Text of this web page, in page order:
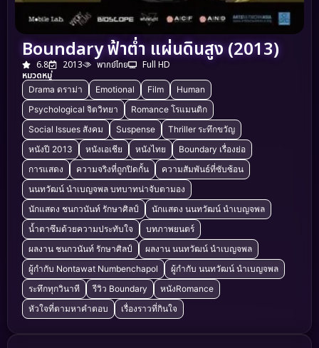
Boundary ฟ้าต่ำ แผ่นดินสูง (2013)
6.8 2013 พากย์ไทย
Full HD
หมวดหมู่
Drama ดราม่า Emotional Film
Human
Psychological จิตวิทยา
Romance โรแมนติก
Social Issues สังคม
Suspense
Thriller ระทึกขวัญ
หนังปี 2013
หนังเอเชีย หนังไทย
Boundary เรื่องย่อ
การแสดง
ความจริงที่ถูกปิดกั้น
ความสัมพันธ์ที่ซับซ้อน
นนทวัฒน์ นำเบญจพล บทบาทน่าจับตามอง
นักแสดง ชนกวนันท์ รักษาศิลป์
นักแสดง นนทวัฒน์ นำเบญจพล
น้ำตาซึมด้วยความประทับใจ
บทภาพยนตร์
ผลงาน ชนกวนันท์ รักษาศิลป์
ผลงาน นนทวัฒน์ นำเบญจพล
ผู้กำกับ Nontawat Numbenchapol
ผู้กำกับ นนทวัฒน์ นำเบญจพล
ระทึกทุกวินาที
รีวิว Boundary
หนังRomance
หัวใจที่ตามหาคำตอบ
เรื่องราวที่กินใจ